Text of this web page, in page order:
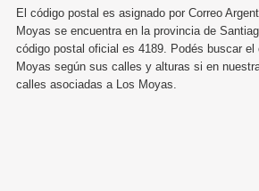
El código postal es asignado por Correo
Moyas se encuentra en la provincia de
código postal oficial es 4189. Podés buscar el
Moyas según sus calles y alturas si en
calles asociadas a Los Moyas.